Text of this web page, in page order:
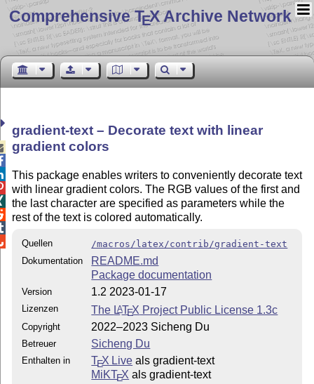
Comprehensive TEX Archive Network
gradient-text – Decorate text with linear
gradient colors
This package enables writers to conveniently decorate text
with linear gradient colors. The RGB values of the first and
the last character are specified as parameters while the
rest of the text is colored automatically.
Quellen
/macros/latex/contrib/gradient-text
Dokumentation
README.md
Package documentation
Version 1.2 2023-01-17
Lizenzen The LATEX Project Public License 1.3c
Copyright 2022–2023 Sicheng Du
Betreuer Sicheng Du
Enthalten in TEX Live als gradient-text
MiKTEX als gradient-text